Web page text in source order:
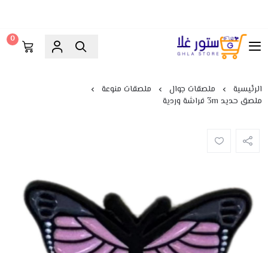
ستور غلا
0
الرئيسية ملصقات جوال
ملصقات منوعة
ملصق حديد 3m فراشة وردية